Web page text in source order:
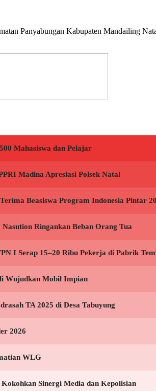
Panyabungan Kabupaten Mandailing
Mahasiswa dan Pelajar
Madina Apresiasi Polsek Natal
Beasiswa Program Indonesia Pintar
Ringankan Beban Orang Tua
I Serap 15–20 Ribu Pekerja di Pabrik
Wujudkan Mobil Impian
TA 2025 di Desa Tabuyung
2026
WLG
Sinergi Media dan Kepolisian